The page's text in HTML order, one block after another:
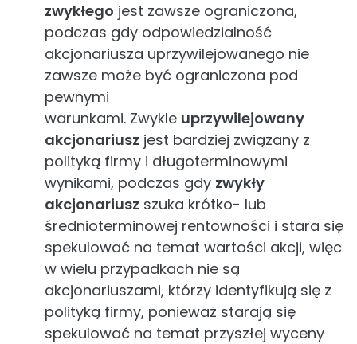
zwykłego jest zawsze ograniczona,
podczas gdy odpowiedzialność
akcjonariusza uprzywilejowanego nie
zawsze może być ograniczona pod
pewnymi
warunkami. Zwykle uprzywilejowany
akcjonariusz jest bardziej związany z
polityką firmy i długoterminowymi
wynikami, podczas gdy zwykły
akcjonariusz szuka krótko- lub
średnioterminowej rentowności i stara się
spekulować na temat wartości akcji, więc
w wielu przypadkach nie są
akcjonariuszami, którzy identyfikują się z
polityką firmy, ponieważ starają się
spekulować na temat przyszłej wyceny